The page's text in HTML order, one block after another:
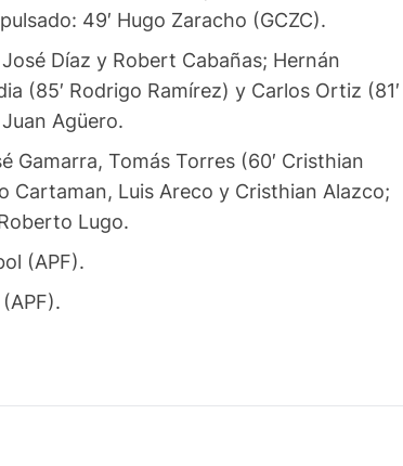
49′ Hugo Zaracho (GCZC).
Díaz y Robert Cabañas; Hernán
(85′ Rodrigo Ramírez) y Carlos Ortiz (81′
Juan Agüero.
Gamarra, Tomás Torres (60′ Cristhian
Cartaman, Luis Areco y Cristhian Alazco;
Lugo.
(APF).